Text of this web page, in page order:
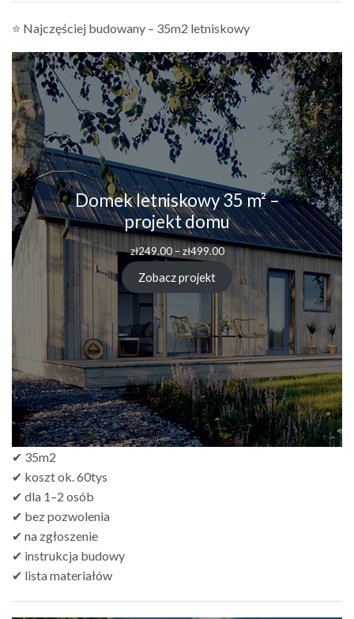
⭐ Najczęściej budowany – 35m2 letniskowy
Domek letniskowy 35 m² –
projekt domu
zł249.00 – zł499.00Zakres
zł249.00
zł499.00
Zobacz projekt
✔ 35m2
✔ koszt ok. 60tys
✔ dla 1–2 osób
✔ bez pozwolenia
✔ na zgłoszenie
✔ instrukcja budowy
✔ lista materiałów